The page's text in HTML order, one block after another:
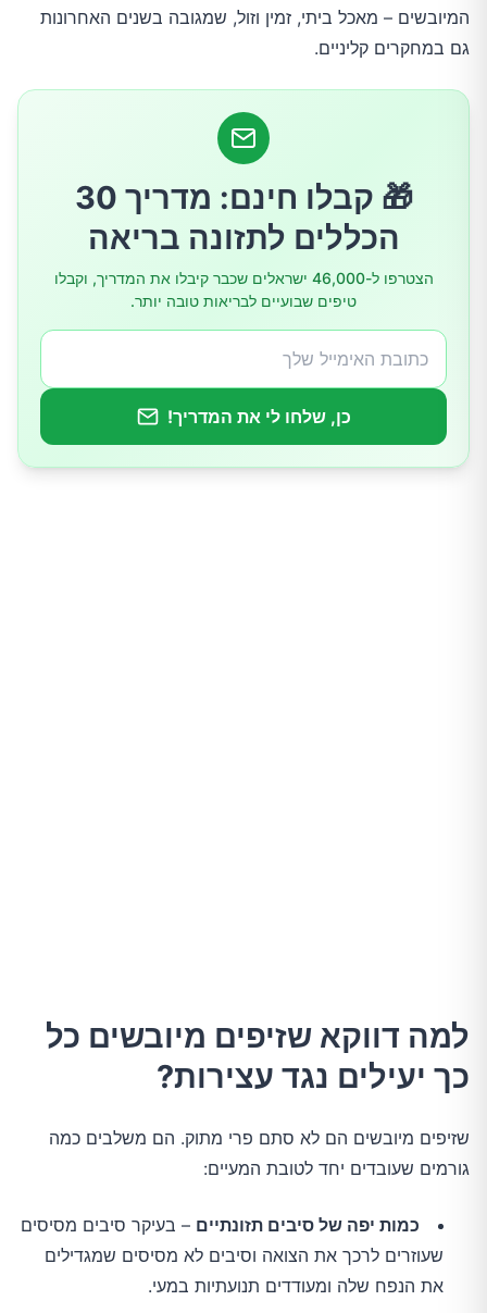
כמה שזיפים מיובשים צריך לאכול כדי לראות
איך הכי כדאי להשתמש בשזיפים מיובשים נגד
למי שזיפים מיובשים פחות מתאימים?
שורה תחתונה
המיובשים – מאכל ביתי, זמין וזול, שמגובה בשנים האחרונות
גם במחקרים קליניים.
🎁 קבלו חינם: מדריך 30
הכללים לתזונה בריאה
הצטרפו ל-46,000 ישראלים שכבר קיבלו את המדריך, וקבלו
טיפים שבועיים לבריאות טובה יותר.
כן, שלחו לי את המדריך!
למה דווקא שזיפים מיובשים כל
כך יעילים נגד עצירות?
שזיפים מיובשים הם לא סתם פרי מתוק. הם משלבים כמה
גורמים שעובדים יחד לטובת המעיים:
כמות יפה של סיבים תזונתיים – בעיקר סיבים מסיסים
שעוזרים לרכך את הצואה וסיבים לא מסיסים שמגדילים
את הנפח שלה ומעודדים תנועתיות במעי.